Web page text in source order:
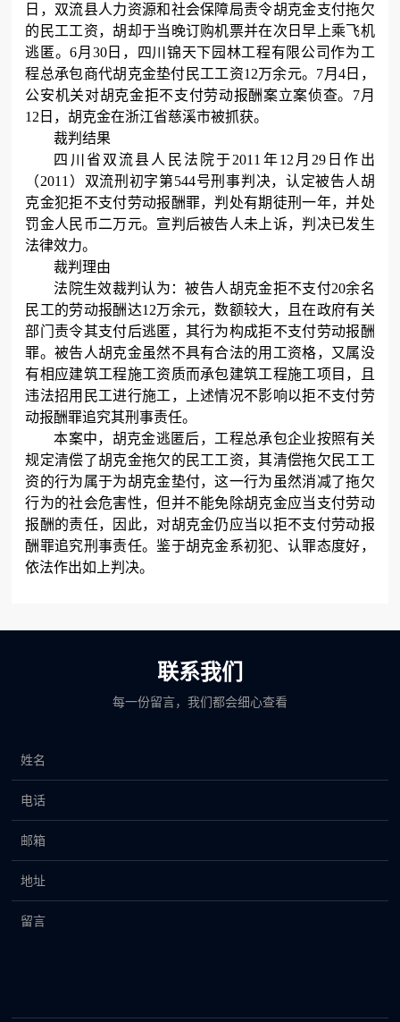
日，双流县人力资源和社会保障局责令胡克金支付拖欠
的民工工资，胡却于当晚订购机票并在次日早上乘飞机
逃匿。6月30日，四川锦天下园林工程有限公司作为工
程总承包商代胡克金垫付民工工资12万余元。7月4日，
公安机关对胡克金拒不支付劳动报酬案立案侦查。7月
12日，胡克金在浙江省慈溪市被抓获。
裁判结果
四川省双流县人民法院于2011年12月29日作出
（2011）双流刑初字第544号刑事判决，认定被告人胡
克金犯拒不支付劳动报酬罪，判处有期徒刑一年，并处
罚金人民币二万元。宣判后被告人未上诉，判决已发生
法律效力。
裁判理由
法院生效裁判认为：被告人胡克金拒不支付20余名
民工的劳动报酬达12万余元，数额较大，且在政府有关
部门责令其支付后逃匿，其行为构成拒不支付劳动报酬
罪。被告人胡克金虽然不具有合法的用工资格，又属没
有相应建筑工程施工资质而承包建筑工程施工项目，且
违法招用民工进行施工，上述情况不影响以拒不支付劳
动报酬罪追究其刑事责任。
本案中，胡克金逃匿后，工程总承包企业按照有关
规定清偿了胡克金拖欠的民工工资，其清偿拖欠民工工
资的行为属于为胡克金垫付，这一行为虽然消减了拖欠
行为的社会危害性，但并不能免除胡克金应当支付劳动
报酬的责任，因此，对胡克金仍应当以拒不支付劳动报
酬罪追究刑事责任。鉴于胡克金系初犯、认罪态度好，
依法作出如上判决。
联系我们
每一份留言，我们都会细心查看